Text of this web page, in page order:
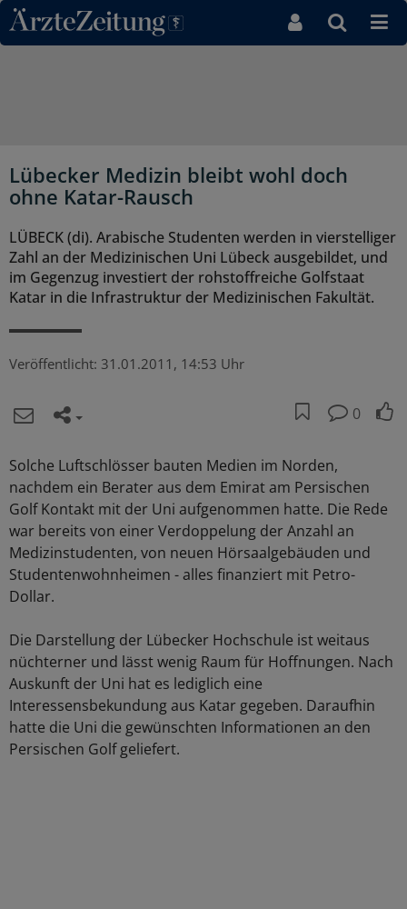
Direkt zum Inhaltsbereich
Lübecker Medizin bleibt wohl doch
ohne Katar-Rausch
LÜBECK (di). Arabische Studenten werden in vierstelliger
Zahl an der Medizinischen Uni Lübeck ausgebildet, und
im Gegenzug investiert der rohstoffreiche Golfstaat
Katar in die Infrastruktur der Medizinischen Fakultät.
Veröffentlicht: 31.01.2011, 14:53 Uhr
0
Solche Luftschlösser bauten Medien im Norden,
nachdem ein Berater aus dem Emirat am Persischen
Golf Kontakt mit der Uni aufgenommen hatte. Die Rede
war bereits von einer Verdoppelung der Anzahl an
Medizinstudenten, von neuen Hörsaalgebäuden und
Studentenwohnheimen - alles finanziert mit Petro-
Dollar.
Die Darstellung der Lübecker Hochschule ist weitaus
nüchterner und lässt wenig Raum für Hoffnungen. Nach
Auskunft der Uni hat es lediglich eine
Interessensbekundung aus Katar gegeben. Daraufhin
hatte die Uni die gewünschten Informationen an den
Persischen Golf geliefert.